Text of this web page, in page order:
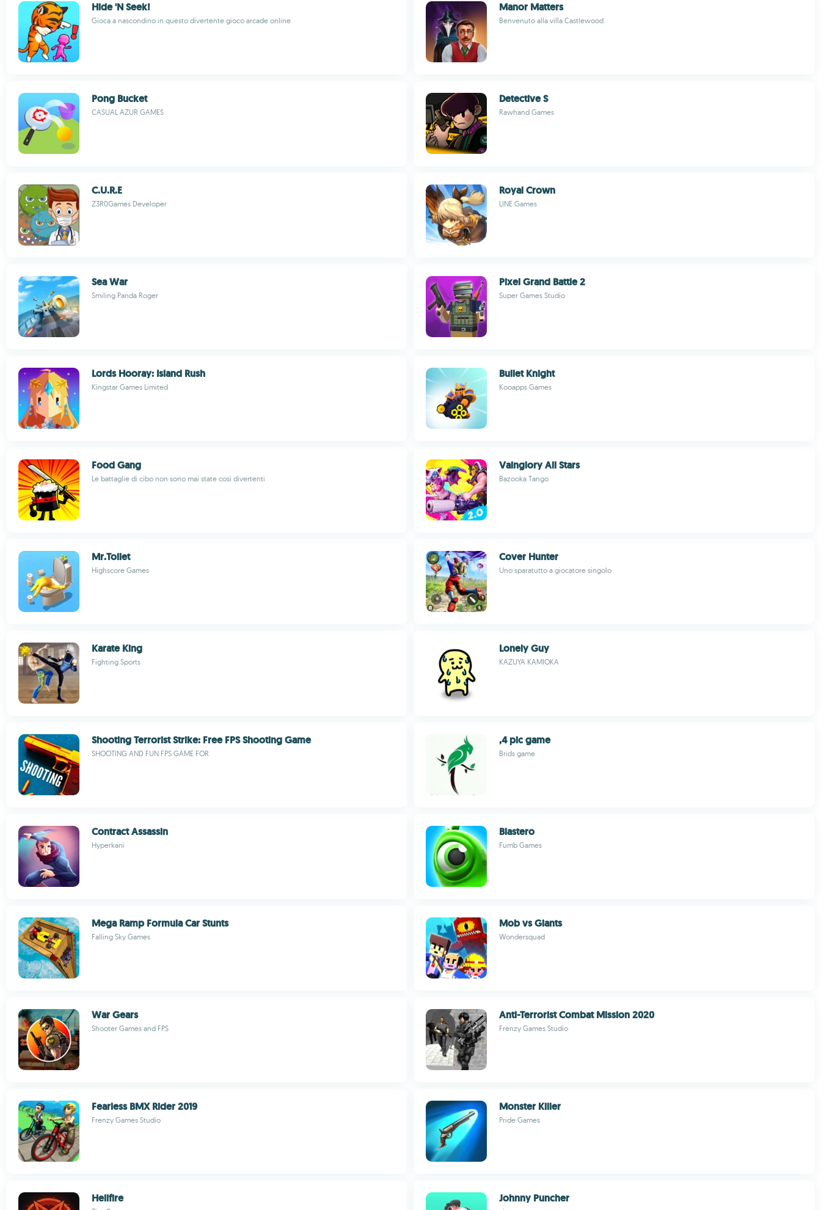
Hide 'N Seek!
Gioca a nascondino in questo divertente gioco arcade online
Manor Matters
Benvenuto alla villa Castlewood
Pong Bucket
CASUAL AZUR GAMES
Detective S
Rawhand Games
C.U.R.E
Z3R0Games Developer
Royal Crown
LINE Games
Sea War
Smiling Panda Roger
Pixel Grand Battle 2
Super Games Studio
Lords Hooray: Island Rush
Kingstar Games Limited
Bullet Knight
Kooapps Games
Food Gang
Le battaglie di cibo non sono mai state così divertenti
Vainglory All Stars
Bazooka Tango
Mr.Toilet
Highscore Games
Cover Hunter
Uno sparatutto a giocatore singolo
Karate King
Fighting Sports
Lonely Guy
KAZUYA KAMIOKA
Shooting Terrorist Strike: Free FPS Shooting Game
SHOOTING AND FUN FPS GAME FOR
,4 pic game
Brids game
Contract Assassin
Hyperkani
Blastero
Fumb Games
Mega Ramp Formula Car Stunts
Falling Sky Games
Mob vs Giants
Wondersquad
War Gears
Shooter Games and FPS
Anti-Terrorist Combat Mission 2020
Frenzy Games Studio
Fearless BMX Rider 2019
Frenzy Games Studio
Monster Killer
Pride Games
Hellfire Johnny Puncher